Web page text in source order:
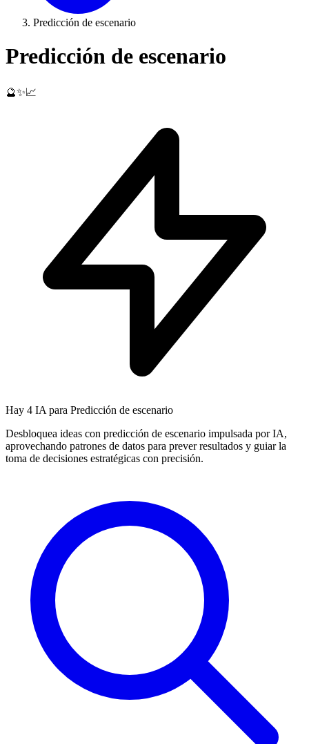
Predicción de escenario
Predicción de escenario
🔮✨📈
Hay 4 IA para Predicción de escenario
Desbloquea ideas con predicción de escenario impulsada por IA,
aprovechando patrones de datos para prever resultados y guiar la
toma de decisiones estratégicas con precisión.